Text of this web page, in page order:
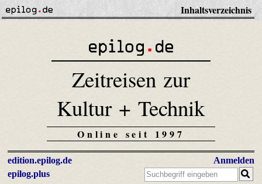
Inhaltsverzeichnis
Zeitreisen zur
Kultur + Technik
Online seit 1997
edition.epilog.de
epilog.plus
Anmelden